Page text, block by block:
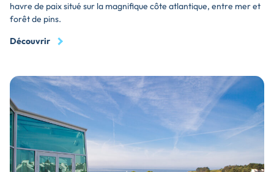
havre de paix situé sur la magnifique côte atlantique, entre mer et
forêt de pins.
Découvrir